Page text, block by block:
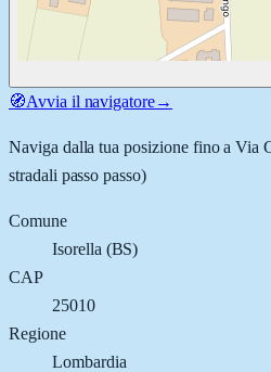
🧭Avvia il navigatore→
Naviga dalla tua posizione fino aVia
stradali passo passo)
Comune
Isorella (BS)
CAP
25010
Regione
Lombardia